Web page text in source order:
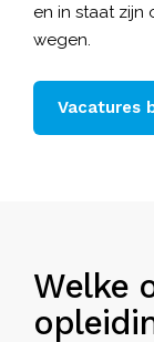
en in staat
wegen.
Vacatures
Welke